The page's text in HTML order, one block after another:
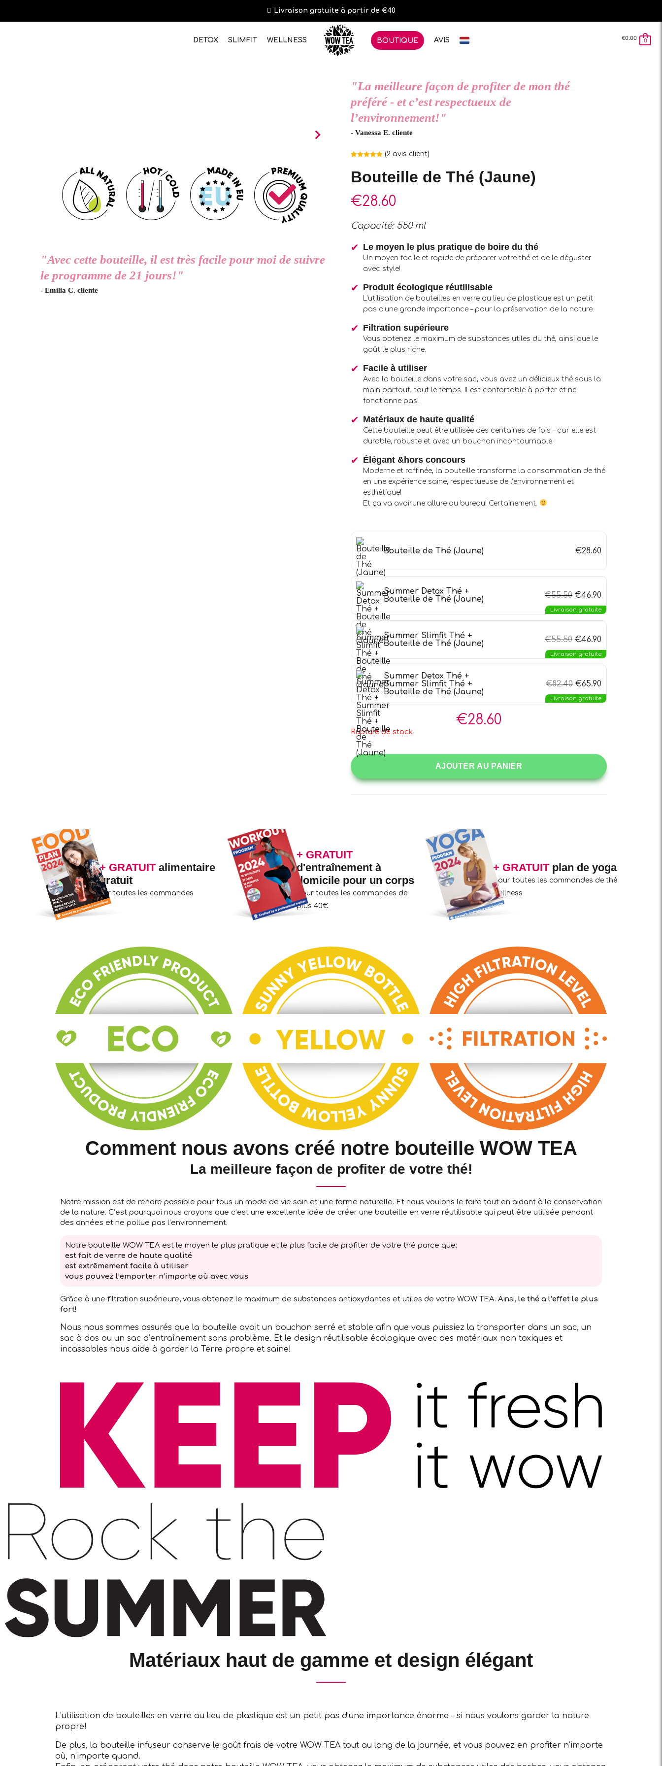
Livraison gratuite à partir de €40
DETOX SLIMFIT WELLNESS BOUTIQUE AVIS €0.00 0
"Avec cette bouteille, il est très facile pour moi de suivre
le programme de 21 jours!"
- Emilia C. cliente
"La meilleure façon de profiter de mon thé
préféré - et c’est respectueux de
l’environnement!"
- Vanessa E. cliente
sur
notations
(2 avis client)
Bouteille de Thé (Jaune)
€28.60
Capacité: 550 ml
Le moyen le plus pratique de boire du thé
Un moyen facile et rapide de préparer votre thé et de le déguster
avec style!
Produit écologique réutilisable
L’utilisation de bouteilles en verre au lieu de plastique est un petit
pas d’une grande importance – pour la préservation de la nature.
Filtration supérieure
Vous obtenez le maximum de substances utiles du thé, ainsi que le
goût le plus riche.
Facile à utiliser
Avec la bouteille dans votre sac, vous avez un délicieux thé sous la
main partout, tout le temps. Il est confortable à porter et ne
fonctionne pas!
Matériaux de haute qualité
Cette bouteille peut être utilisée des centaines de fois – car elle est
durable, robuste et avec un bouchon incontournable.
Élégant &hors concours
Moderne et raffinée, la bouteille transforme la consommation de thé
en une expérience saine, respectueuse de l’environnement et
esthétique!
Et ça va avoirune allure au bureau! Certainement.
Bouteille de Thé (Jaune) €28.60
Summer Detox Thé +
Bouteille de Thé (Jaune)
€55.50 €46.90
Livraison gratuite
Summer Slimfit Thé +
Bouteille de Thé (Jaune)
€55.50 €46.90
Livraison gratuite
Summer Detox Thé +
Summer Slimfit Thé +
Bouteille de Thé (Jaune)
€82.40 €65.90
Livraison gratuite
€28.60
Rupture de stock
AJOUTER AU PANIER
+ GRATUIT alimentaire
gratuit
sur toutes les commandes
+ GRATUIT
d'entraînement à
domicile pour un corps
pour toutes les commandes de
plus 40€
+ GRATUIT plan de yoga
pour toutes les commandes de thé
Wellness
Comment nous avons créé notre bouteille WOW TEA
La meilleure façon de profiter de votre thé!
Notre mission est de rendre possible pour tous un mode de vie sain et une forme naturelle. Et nous voulons le faire tout en aidant à la conservation
de la nature. C’est pourquoi nous croyons que c’est une excellente idée de créer une bouteille en verre réutilisable qui peut être utilisée pendant
des années et ne pollue pas l’environnement.
Notre bouteille WOW TEA est le moyen le plus pratique et le plus facile de profiter de votre thé parce que:
est fait de verre de haute qualité
est extrêmement facile à utiliser
vous pouvez l’emporter n’importe où avec vous
Grâce à une filtration supérieure, vous obtenez le maximum de substances antioxydantes et utiles de votre WOW TEA. Ainsi, le thé a l’effet le plus
fort!
Nous nous sommes assurés que la bouteille avait un bouchon serré et stable afin que vous puissiez la transporter dans un sac, un
sac à dos ou un sac d’entraînement sans problème. Et le design réutilisable écologique avec des matériaux non toxiques et
incassables nous aide à garder la Terre propre et saine!
Matériaux haut de gamme et design élégant
L’utilisation de bouteilles en verre au lieu de plastique est un petit pas d’une importance énorme – si nous voulons garder la nature
propre!
De plus, la bouteille infuseur conserve le goût frais de votre WOW TEA tout au long de la journée, et vous pouvez en profiter n’importe
où, n’importe quand.